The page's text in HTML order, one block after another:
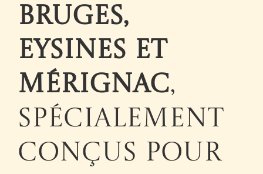
Bruges,
Eysines et
Mérignac,
spécialement
conçus pour